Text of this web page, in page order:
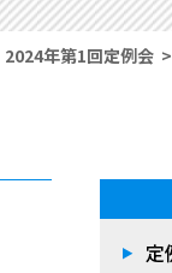
2024年第1回定例会
定